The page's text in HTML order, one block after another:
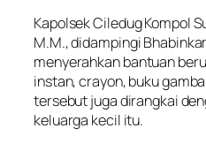
Kapolsek Ciledug Kompol
M.M., didampingi
menyerahkan bantuan
instan, crayon, buku
tersebut juga dirangkai
keluarga kecil itu.